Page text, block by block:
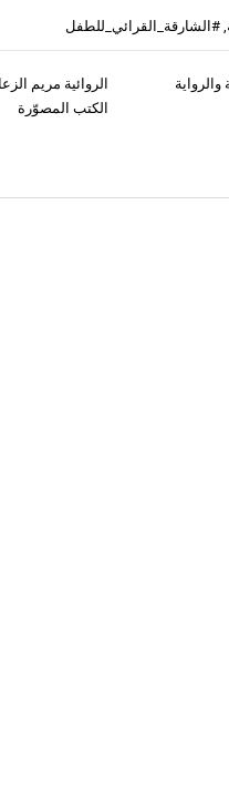
#الشارقة_القرائي_للطفل
الروائية مريم
الكتب المصوّرة